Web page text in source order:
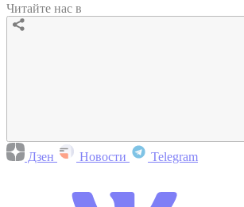
Читайте нас в
Дзен Новости Telegram